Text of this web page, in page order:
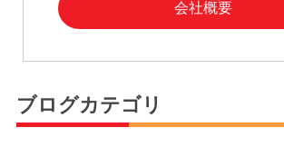
会社概要
ブログカテゴリ